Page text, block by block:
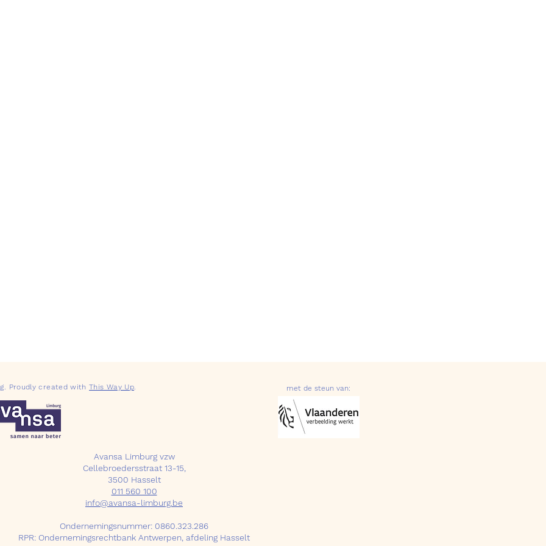
. Proudly created withThis Way Up. met de steun van:
Avansa Limburg vzw
Cellebroedersstraat 13-15,
3500 Hasselt
011 560 100
info@avansa-limburg.be
Ondernemingsnummer: ​0860.323.286
RPR: Ondernemingsrechtbank Antwerpen, afdeling Hasselt